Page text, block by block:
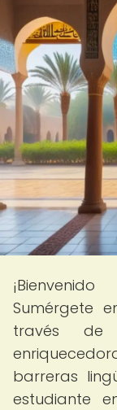
Sumérgete
través de
barreras
estudiante